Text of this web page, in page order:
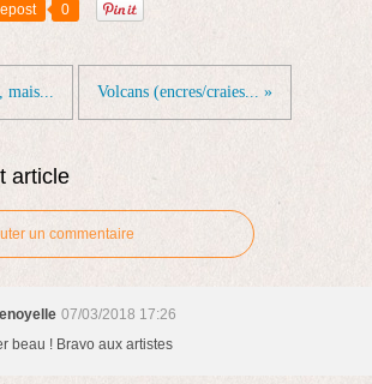
0
mais... Volcans (encres/craies... »
article
un commentaire
07/03/2018 17:26
beau ! Bravo aux artistes